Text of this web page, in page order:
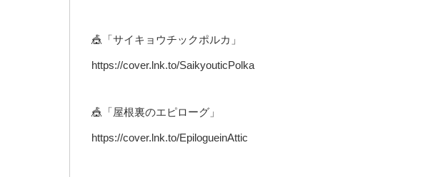
🎪「サイキョウチックポルカ」
https://cover.lnk.to/SaikyouticPolka
🎪「屋根裏のエピローグ」
https://cover.lnk.to/EpilogueinAttic